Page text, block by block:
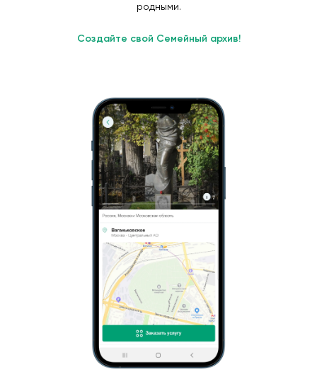
родными.
Создайте свой Семейный архив!